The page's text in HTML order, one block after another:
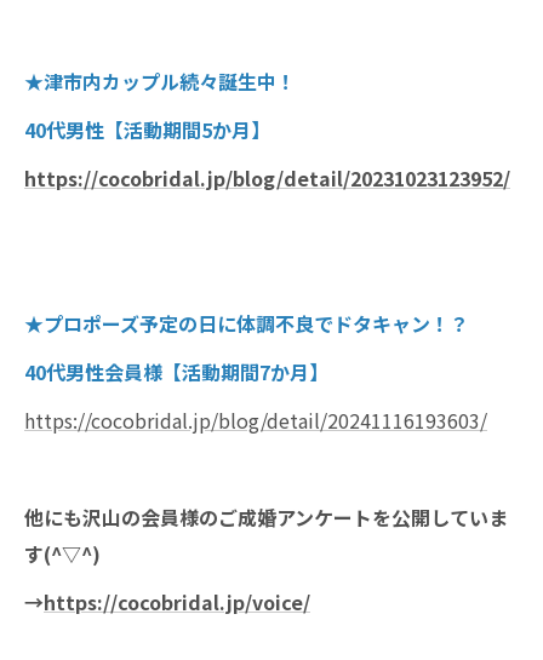
★津市内カップル続々誕生中！
40代男性【活動期間5か月】
https://cocobridal.jp/blog/detail/20231023123952/
★プロポーズ予定の日に体調不良でドタキャン！？
40代男性会員様【活動期間7か月】
https://cocobridal.jp/blog/detail/20241116193603/
他にも沢山の会員様のご成婚アンケートを公開していま
す(^▽^)
→https://cocobridal.jp/voice/